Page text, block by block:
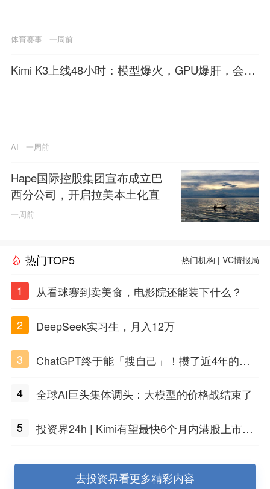
体育赛事 一周前
Kimi K3上线48小时：模型爆火，GPU爆肝，会员
AI 一周前
Hape国际控股集团宣布成立巴
西分公司，开启拉美本土化直
营新纪元
一周前
热门TOP5 热门机构 |VC情报局
1 从看球赛到卖美食，电影院还能装下什么？
2 DeepSeek实习生，月入12万
3
ChatGPT终于能「搜自己」！攒了近4年的对
4
全球AI巨头集体调头：大模型的价格战结束了
5
投资界24h | Kimi有望最快6个月内港股上市；
去投资界看更多精彩内容